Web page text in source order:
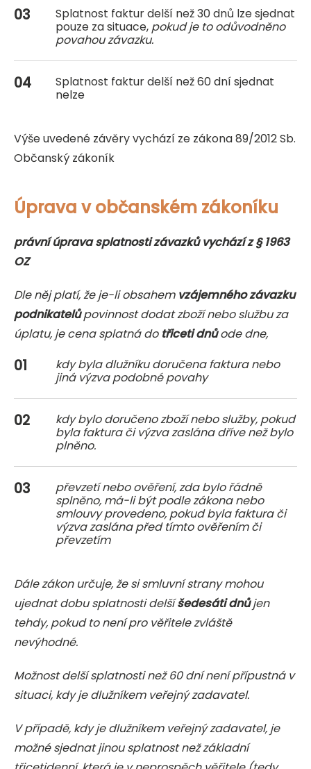
Splatnost faktur delší než 30 dnů lze sjednat
pouze za situace, pokud je to odůvodněno
povahou závazku.
Splatnost faktur delší než 60 dní sjednat
nelze
Výše uvedené závěry vychází ze zákona 89/2012 Sb.
Občanský zákoník
Úprava v občanském zákoníku
právní úprava splatnosti závazků vychází z § 1963
OZ
Dle něj platí, že je-li obsahem vzájemného závazku
podnikatelůpovinnost dodat zboží nebo službu za
úplatu, je cena splatná do třiceti dnůode dne,
kdy byla dlužníku doručena faktura nebo
jiná výzva podobné povahy
kdy bylo doručeno zboží nebo služby, pokud
byla faktura či výzva zaslána dříve než bylo
plněno.
převzetí nebo ověření, zda bylo řádně
splněno, má-li být podle zákona nebo
smlouvy provedeno, pokud byla faktura či
výzva zaslána před tímto ověřením či
převzetím
Dále zákon určuje, že si smluvní strany mohou
ujednat dobu splatnosti delšíšedesáti dnůjen
tehdy, pokud to není pro věřitele zvláště
nevýhodné.
Možnost delší splatnosti než 60 dní není přípustná v
situaci, kdy je dlužníkem veřejný zadavatel.
V případě, kdy je dlužníkem veřejný zadavatel, je
možné sjednat jinou splatnost než základní